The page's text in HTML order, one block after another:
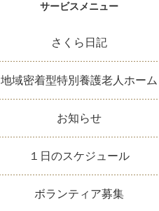
サービスメニュー
さくら日記
地域密着型特別養護老人ホーム
お知らせ
１日のスケジュール
ボランティア募集